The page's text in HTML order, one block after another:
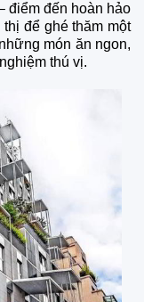
điểm đến hoàn hảo
để ghé thăm một
món ăn ngon,
thú vị.